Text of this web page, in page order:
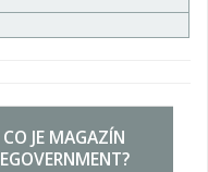
CO JE MAGAZÍN
EGOVERNMENT?